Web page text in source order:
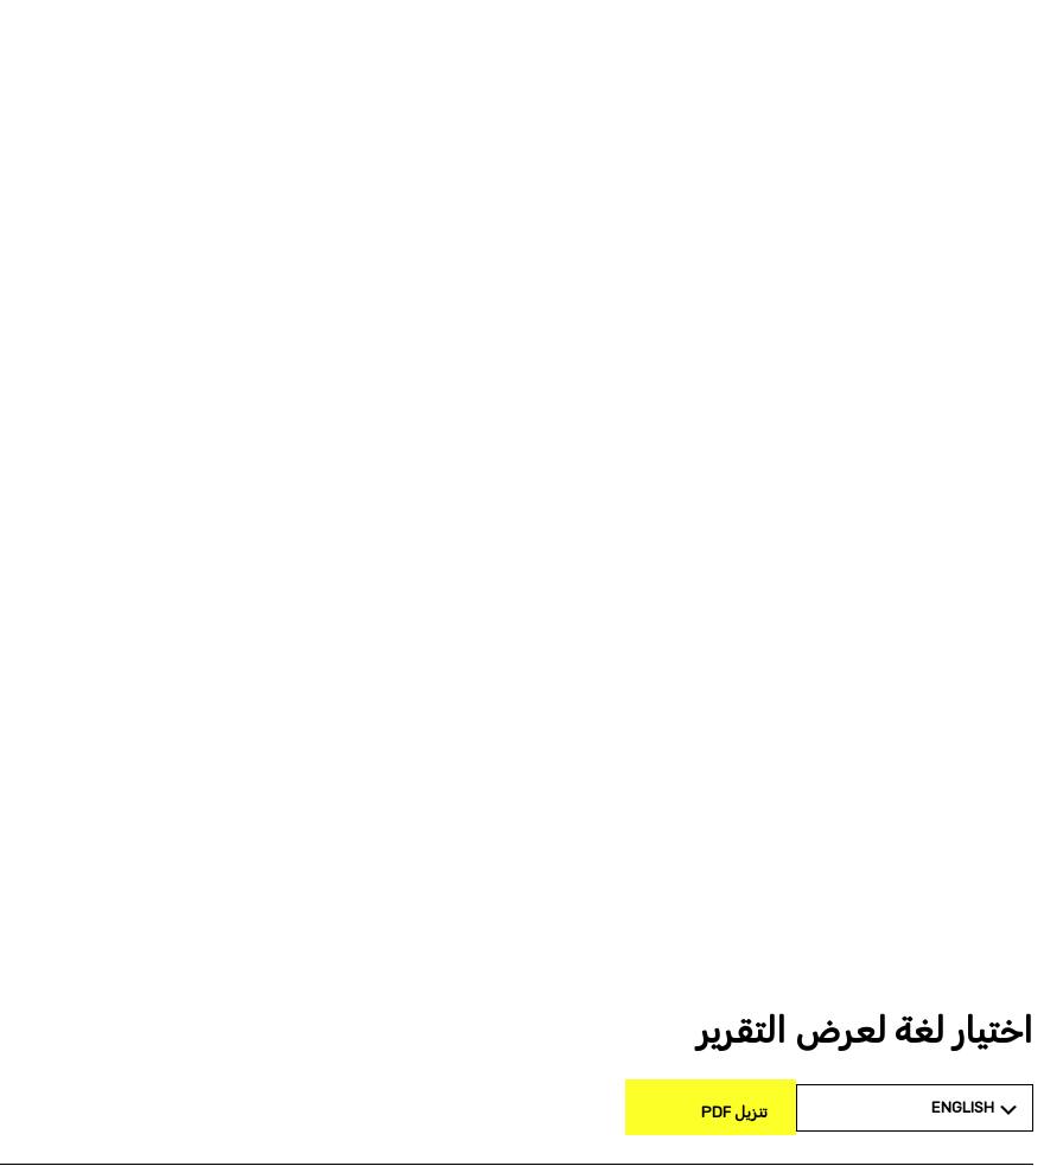
اختيار لغة لعرض التقرير
ENGLISH تنزيل PDF